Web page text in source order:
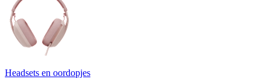
Headsets en oordopjes